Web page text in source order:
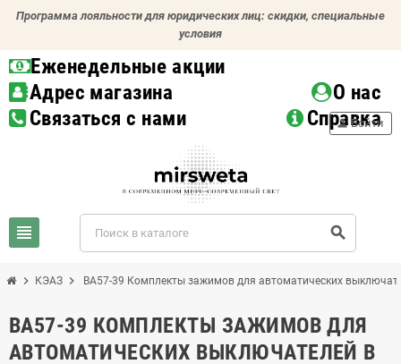
Программа лояльности для юридических лиц: скидки, специальные
условия
Еженедельные акции
Адрес магазина
О нас
Связаться с нами
Справка
view_headline search
person Войти
chevron_right КЭАЗ chevron_right ВА57-39 Комплекты зажимов для автоматических
ВА57-39 КОМПЛЕКТЫ ЗАЖИМОВ ДЛЯ
АВТОМАТИЧЕСКИХ ВЫКЛЮЧАТЕЛЕЙ В